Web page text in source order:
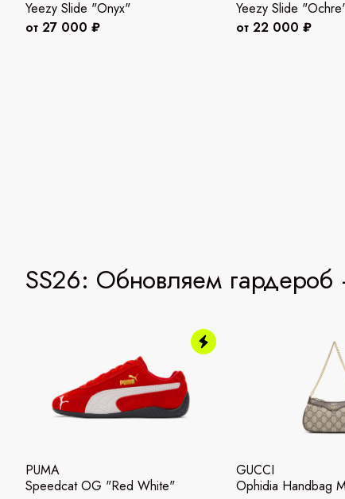
Yeezy Slide "Onyx"
от 27 000 ₽
Yeezy Slide
от 22 000 ₽
SS26: Обновляем
PUMA
Speedcat OG "Red White"
GUCCI
Ophidia Handbag